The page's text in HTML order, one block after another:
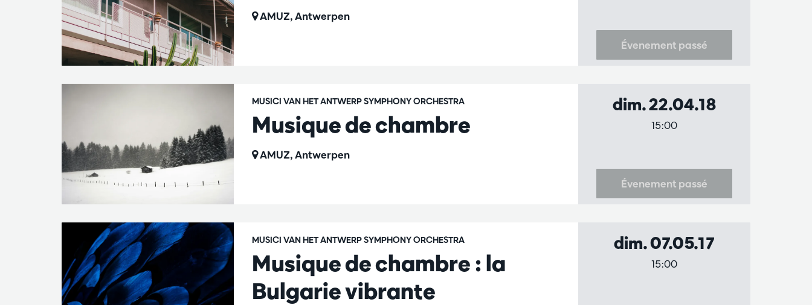
AMUZ, Antwerpen
Évenement passé
Musique de chambre
MUSICI VAN HET ANTWERP SYMPHONY ORCHESTRA
AMUZ, Antwerpen
dim. 22.04.18
15:00
Évenement passé
Musique de chambre : la
Bulgarie vibrante
MUSICI VAN HET ANTWERP SYMPHONY ORCHESTRA dim. 07.05.17
15:00